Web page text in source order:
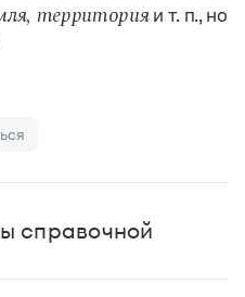
территорияи т. п., но
справочной